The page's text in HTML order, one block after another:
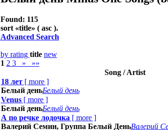
Found: 115
sort «title» ( asc ).
Advanced Search
by rating title new
1 2 3 »
»»
Song / Artist
18 лет[ more]
Белый деньБелый день
Venus[ more]
Белый деньБелый день
А по речке лодочка [ more]
Валерий Семин, Группа Белый ДеньВалерий